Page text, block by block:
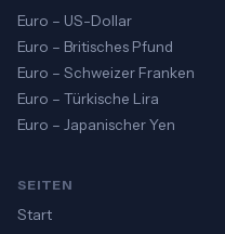
Euro – US-Dollar
Euro – Britisches Pfund
Euro – Schweizer Franken
Euro – Türkische Lira
Euro – Japanischer Yen
SEITEN
Start